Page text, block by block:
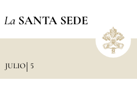
La SANTA SEDE
JULIO 5